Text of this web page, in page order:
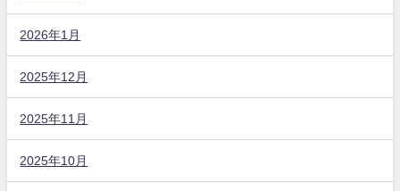
2026年1月
2025年12月
2025年11月
2025年10月